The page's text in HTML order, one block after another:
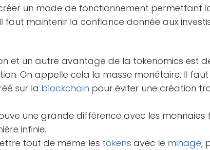
un mode de fonctionnement permettant
faut maintenir la confiance donnée aux
et un autre avantage de la tokenomics est
On appelle cela la masse monétaire. Il
sur la blockchain pour éviter une création
une grande différence avec les
infinie.
tout de même les tokens avec le minage,